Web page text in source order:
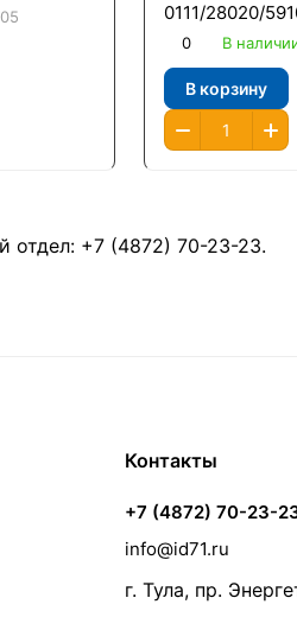
0111/28020/
0 В
В корзину
отдел: +7 (4872) 70-23-23.
Контакты
+7 (4872) 70-23-
info@id71.ru
г. Тула, пр.